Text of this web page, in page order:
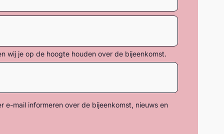
wij je op de hoogte houden over de bijeenkomst.
e-mail informeren over de bijeenkomst, nieuws en